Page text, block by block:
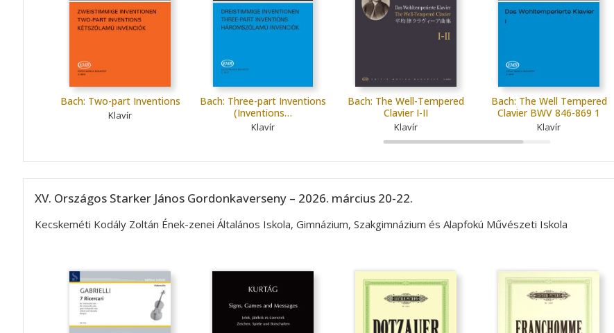
Bach: Two-part Inventions
Klavír
Bach: Three-part Inventions
(Inventions…
Klavír
Bach: The Well-Tempered
Clavier I-II
Klavír
Bach: The Well Tempered
Clavier BWV 846-869 1
Klavír
XV. Országos Starker János Gordonkaverseny – 2026. március 20-22.
Kecskeméti Kodály Zoltán Ének-zenei Általános Iskola, Gimnázium, Szakgimnázium és Alapfokú Művészeti Iskola